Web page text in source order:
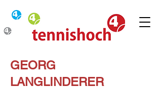
GEORG
LANGLINDERER